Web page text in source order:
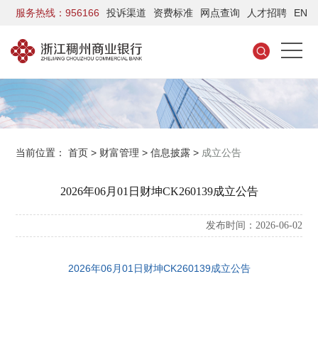
服务热线：956166 投诉渠道 资费标准 网点查询 人才招聘 EN
当前位置：首页 > 财富管理 >信息披露 > 成立公告
2026年06月01日财坤CK260139成立公告
发布时间：2026-06-02
2026年06月01日财坤CK260139成立公告